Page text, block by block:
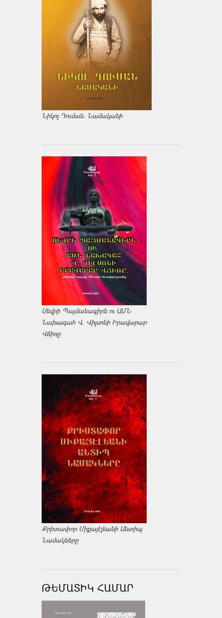
Նիկոլ Դուման. Նամականի
Սեվրի Պայմանագիրն ու ԱՄՆ
Նախագահ Վ. Վիլսոնի Իրավարար
Վճիռը
Քրիտափոր Միքայէլեանի Անտիպ
Նամակները
ԹԵՄԱՏԻԿ ՀԱՄԱՐ